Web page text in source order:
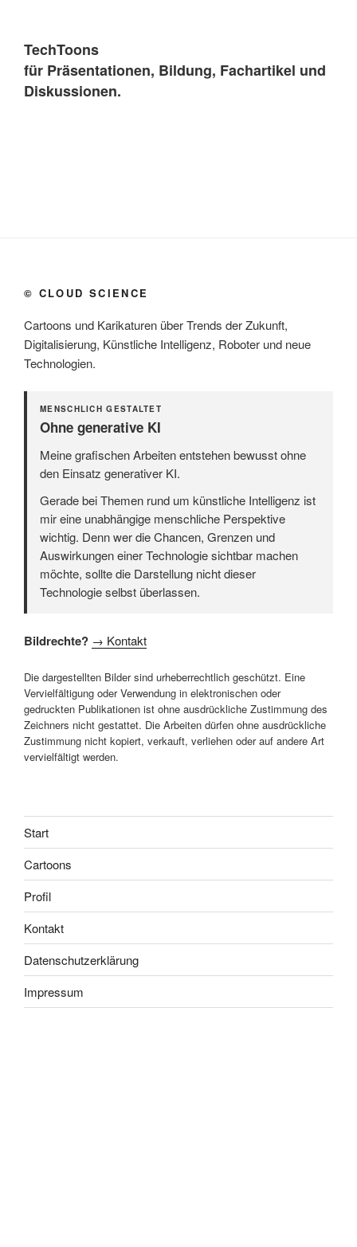
TechToons
für Präsentationen, Bildung, Fachartikel und
Diskussionen.
© CLOUD SCIENCE
Cartoons und Karikaturen über Trends der Zukunft,
Digitalisierung, Künstliche Intelligenz, Roboter und neue
Technologien.
MENSCHLICH GESTALTET
Ohne generative KI
Meine grafischen Arbeiten entstehen bewusst ohne
den Einsatz generativer KI.
Gerade bei Themen rund um künstliche Intelligenz ist
mir eine unabhängige menschliche Perspektive
wichtig. Denn wer die Chancen, Grenzen und
Auswirkungen einer Technologie sichtbar machen
möchte, sollte die Darstellung nicht dieser
Technologie selbst überlassen.
Bildrechte? → Kontakt
Die dargestellten Bilder sind urheberrechtlich geschützt. Eine
Vervielfältigung oder Verwendung in elektronischen oder
gedruckten Publikationen ist ohne ausdrückliche Zustimmung des
Zeichners nicht gestattet. Die Arbeiten dürfen ohne ausdrückliche
Zustimmung nicht kopiert, verkauft, verliehen oder auf andere Art
vervielfältigt werden.
Start
Cartoons
Profil
Kontakt
Datenschutzerklärung
Impressum